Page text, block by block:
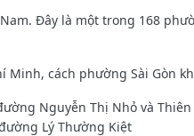
Đây là một trong 168
cách phường Sài Gòn
Nguyễn Thị Nhỏ và Thiên
Lý Thường Kiệt